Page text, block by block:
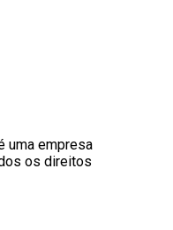
uma empresa
os direitos